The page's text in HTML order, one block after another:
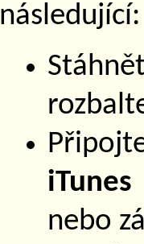
následující:
iTunes
nebo